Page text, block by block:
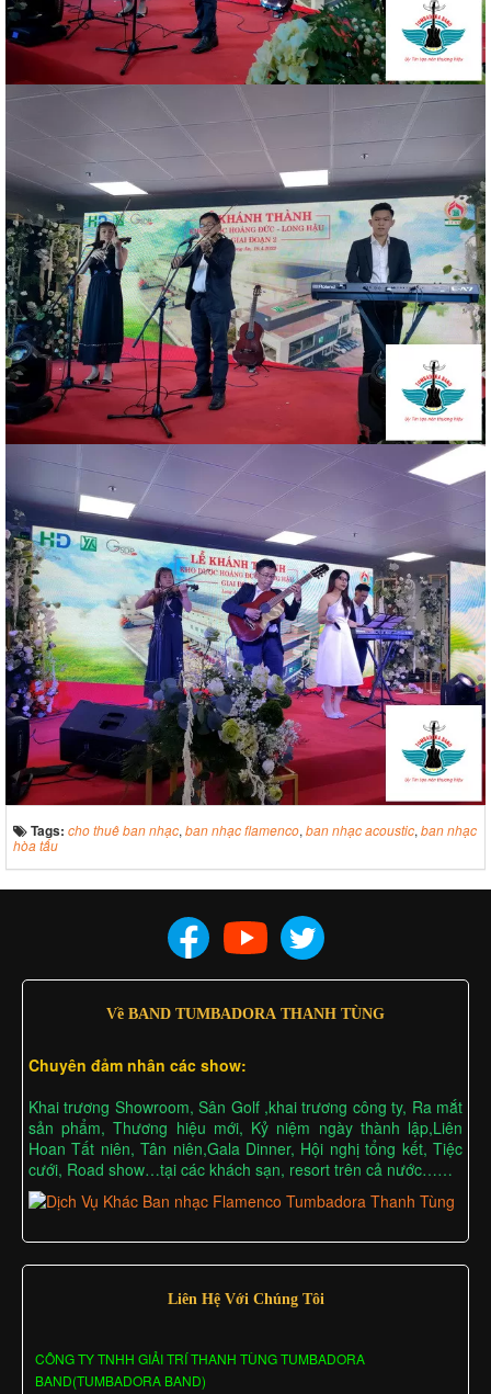
Tags: cho thuê ban nhạc, ban nhạc flamenco, ban nhạc acoustic, ban nhạc
hòa tấu
Về BAND TUMBADORA THANH TÙNG
Chuyên đảm nhân các show:
Khai trương Showroom, Sân Golf ,khai trương công ty, Ra mắt
sản phẩm, Thương hiệu mới, Kỷ niệm ngày thành lập,Liên
Hoan Tất niên, Tân niên,Gala Dinner, Hội nghị tổng kết, Tiệc
cưới, Road show…tại các khách sạn, resort trên cả nước……
Liên Hệ Với Chúng Tôi
CÔNG TY TNHH GIẢI TRÍ THANH TÙNG TUMBADORA
BAND(TUMBADORA BAND)